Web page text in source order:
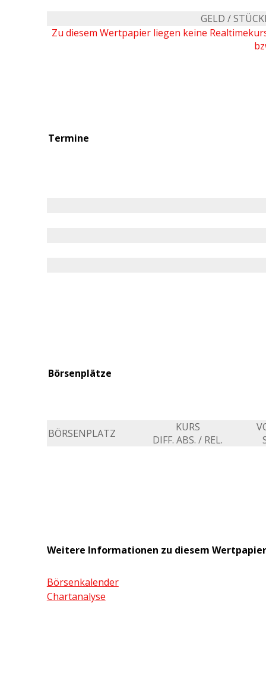
GELD /
Zu diesem Wertpapier liegen keine
Termine
Börsenplätze
BÖRSENPLATZ
KURS
DIFF. ABS. / REL.
Weitere Informationen zu diesem Wertpapier
Börsenkalender
Chartanalyse